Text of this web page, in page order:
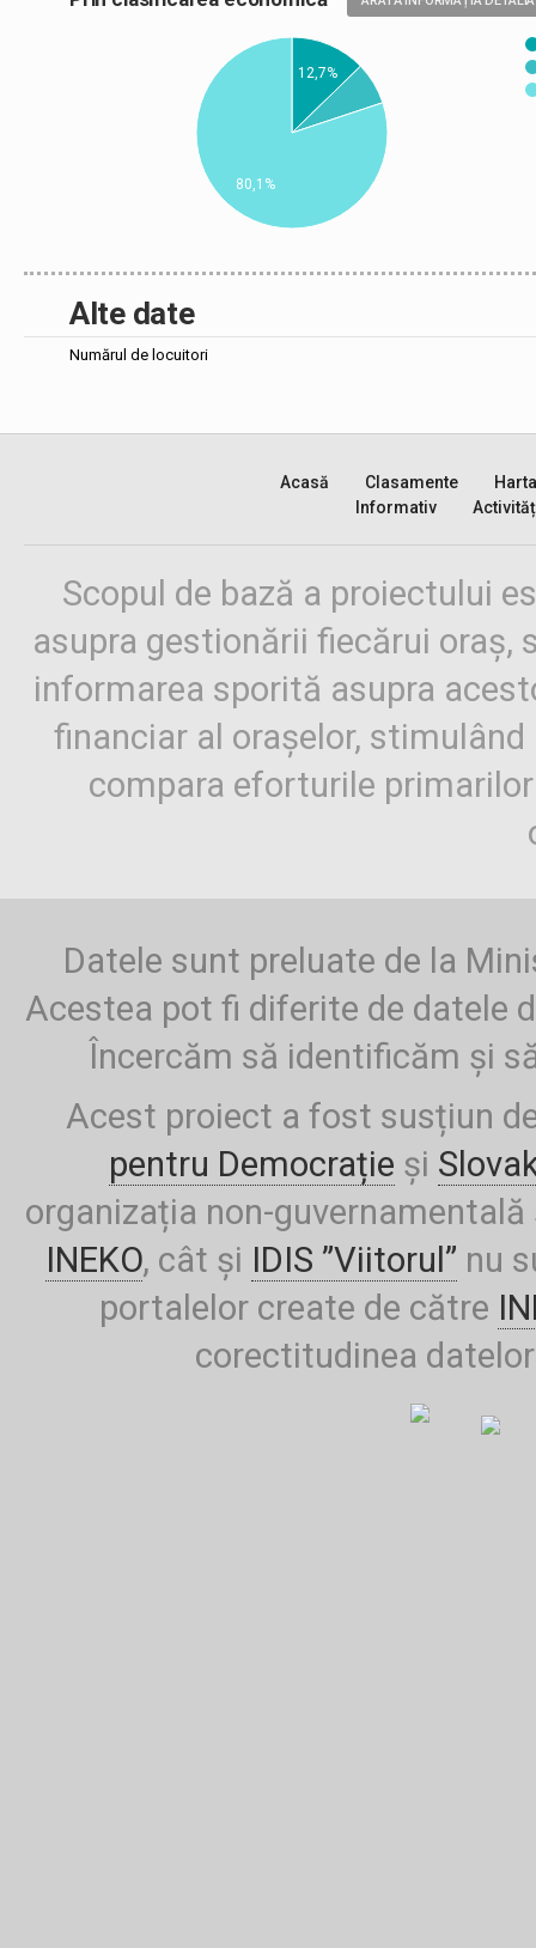
12,7%
80,1%
Alte date
Numărul de locuitori
Acasă Clasamente
Harta
Informativ
Scopul de bază a proiectului
asupra gestionării fiecărui oraș,
informarea sporită asupra
financiar al orașelor,
compara eforturile
Datele sunt preluate de la
Acestea pot fi diferite de datele
Încercăm să identificăm și
Acest proiect a fost susțiun
pentru Democrație și
organizația non-
INEKO, cât și IDIS ”Viitorul” nu
portalelor create de către
corectitudinea